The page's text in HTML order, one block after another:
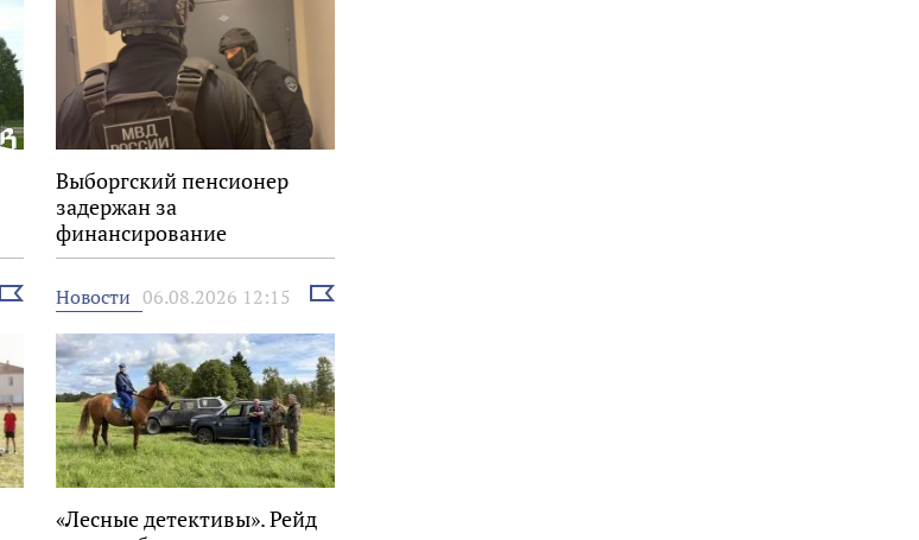
Выборгский пенсионер
задержан за
финансирование
экстремизма
Выбрать
новость
Новости 06.08.2026 12:15
Выбрать
«Лесные детективы». Рейд